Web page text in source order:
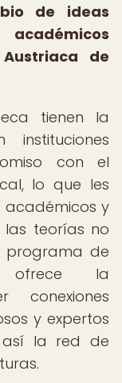
de ideas
de
tienen la
con el
lo que les
académicos y
las teorías no
programa de
ofrece la
conexiones
y expertos
así la red de